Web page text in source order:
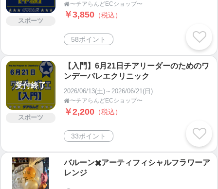
スポーツ
〜チアらんどECショップ〜
￥3,850 （税込）
58ポイント
受付終了
スポーツ
【入門】6月21日チアリーダーのためのワ
ンデーバレエクリニック
2026/06/13(土)～2026/06/21(日)
〜チアらんどECショップ〜
￥2,200 （税込）
33ポイント
バルーン✖️アーティフィシャルフラワーア
レンジ